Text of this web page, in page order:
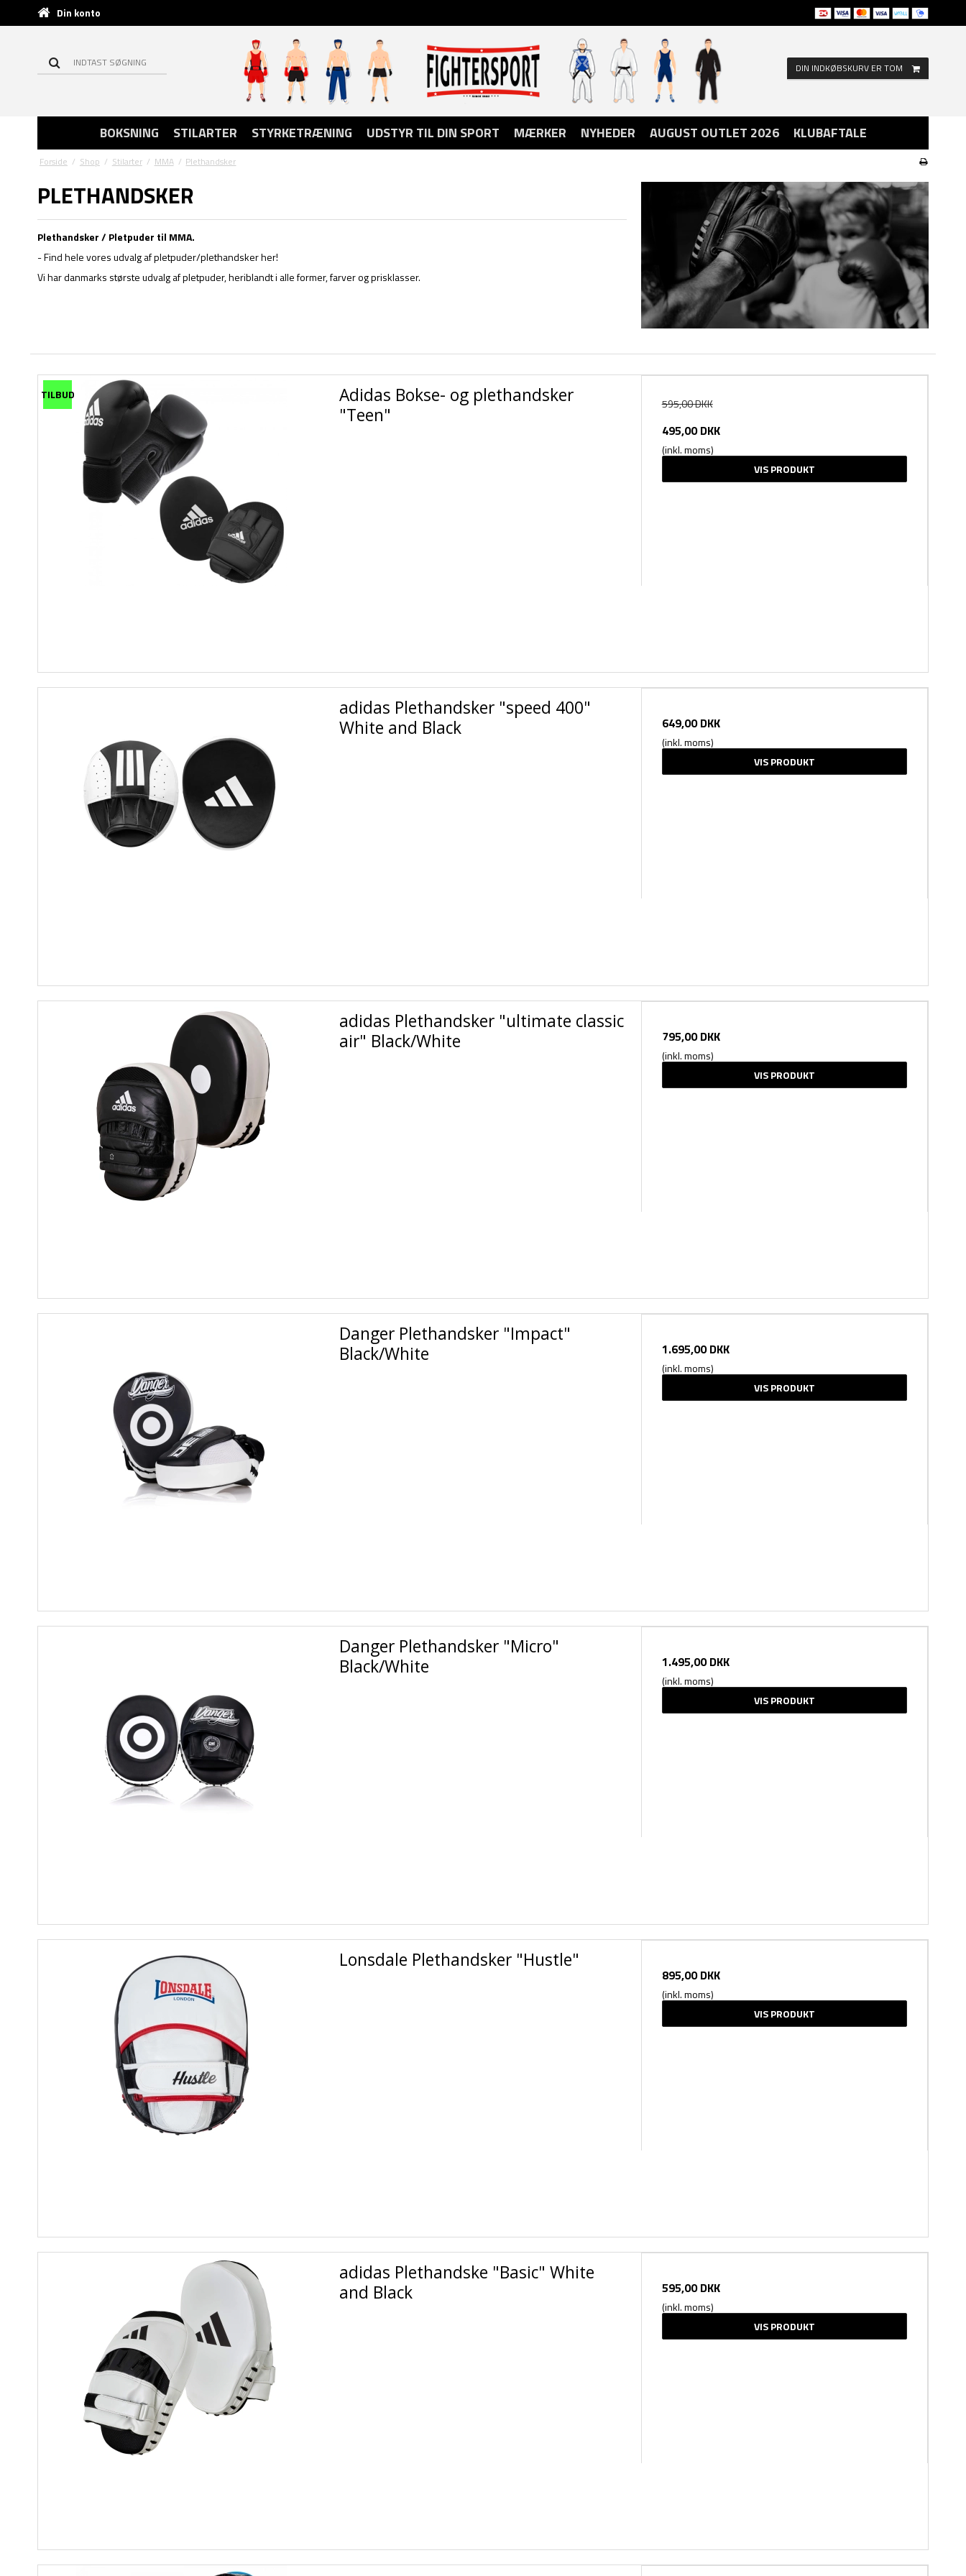
Din konto
DIN INDKØBSKURV ER TOM
BOKSNING STILARTER STYRKETRÆNING UDSTYR TIL DIN SPORT MÆRKER NYHEDER AUGUST OUTLET 2026 KLUBAFTALE
Forside / Shop / Stilarter / MMA / Plethandsker
PLETHANDSKER
Plethandsker / Pletpuder til MMA.
- Find hele vores udvalg af pletpuder/plethandsker her!
Vi har danmarks største udvalg af pletpuder, heriblandt i alle former, farver og prisklasser.
TILBUD
Adidas Bokse- og plethandsker
"Teen"
595,00 DKK
495,00 DKK
(inkl. moms)
VIS PRODUKT
adidas Plethandsker "speed 400"
White and Black
649,00 DKK
(inkl. moms)
VIS PRODUKT
adidas Plethandsker "ultimate classic
air" Black/White
795,00 DKK
(inkl. moms)
VIS PRODUKT
Danger Plethandsker "Impact"
Black/White
1.695,00 DKK
(inkl. moms)
VIS PRODUKT
Danger Plethandsker "Micro"
Black/White
1.495,00 DKK
(inkl. moms)
VIS PRODUKT
Lonsdale Plethandsker "Hustle"
895,00 DKK
(inkl. moms)
VIS PRODUKT
adidas Plethandske "Basic" White
and Black
595,00 DKK
(inkl. moms)
VIS PRODUKT